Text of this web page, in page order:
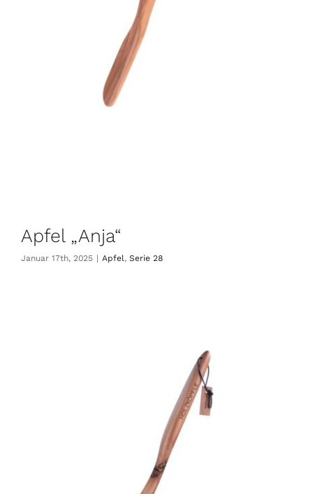
Apfel „Anja“
Januar 17th, 2025 | Apfel, Serie 28